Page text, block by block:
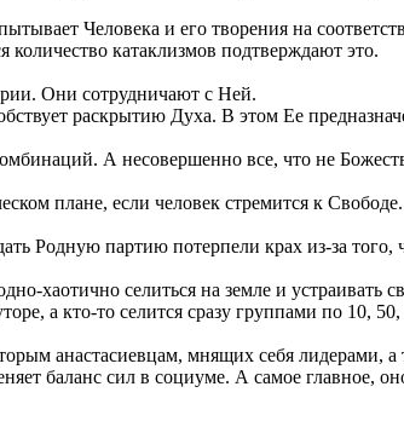
Человека и его творения на
катаклизмов подтверждают это.
Они сотрудничают с Ней.
раскрытию Духа. В этом Ее
А несовершенно все, что не
плане, если человек стремится к Свободе.
Родную партию потерпели крах из-за того,
хаотично селиться на земле и
а кто-то селится сразу группами по 10,
анастасиевцам, мнящих себя
баланс сил в социуме. А самое главное,